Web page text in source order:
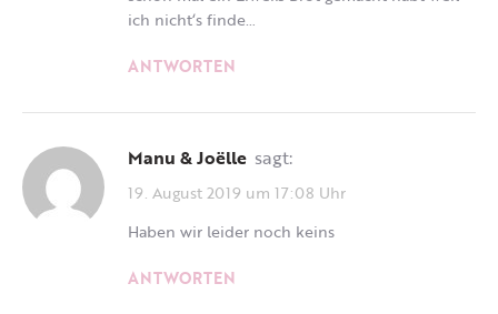
ich nicht‘s finde…
ANTWORTEN
Manu & Joëlle sagt:
19. August 2019 um 17:08 Uhr
Haben wir leider noch keins
ANTWORTEN